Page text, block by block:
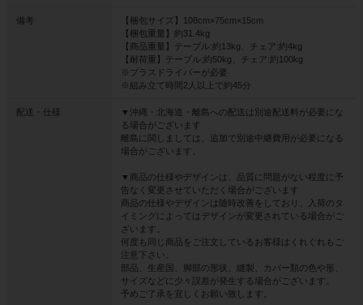
備考
【梱包サイズ】108cm×75cm×15cm
【梱包重量】約31.4kg
【商品重量】テーブル:約13kg、チェア:約4kg
【耐荷重】テーブル:約50kg、チェア:約100kg
※プラスドライバーが必要
※組み立て時間2人以上で約45分
配送・仕様
▼沖縄・北海道・離島への配送は別途配送料が必要にな
る場合がございます
離島に関しましては、追加で別途中継費用が必要になる
場合がございます。
▼商品の仕様やデザインは、品質に問題がない程度に予
告なく変更させていただく場合がございます
商品の仕様やデザインは随時改善をしており、入荷のタ
イミングによってはデザインが変更されている場合がご
ざいます。
何度も同じ商品をご注文しているお客様はくれぐれもご
注意下さい。
部品、生産国、脚部の形状、縫製、カバー類の色や形、
サイズなどに少々誤差が発生する場合がございます。
予めご了承を宜しくお願い致します。